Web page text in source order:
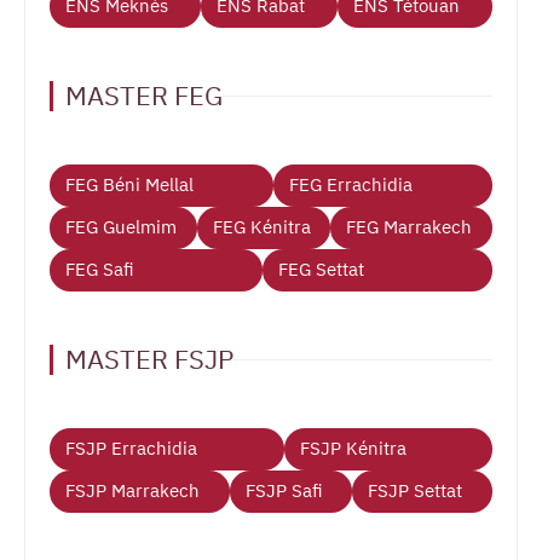
ENS Meknès
ENS Rabat ENS Tétouan
MASTER FEG
FEG Béni Mellal
FEG Errachidia
FEG Guelmim
FEG Kénitra
FEG Marrakech
FEG Safi
FEG Settat
MASTER FSJP
FSJP Errachidia
FSJP Kénitra
FSJP Marrakech
FSJP Safi FSJP Settat